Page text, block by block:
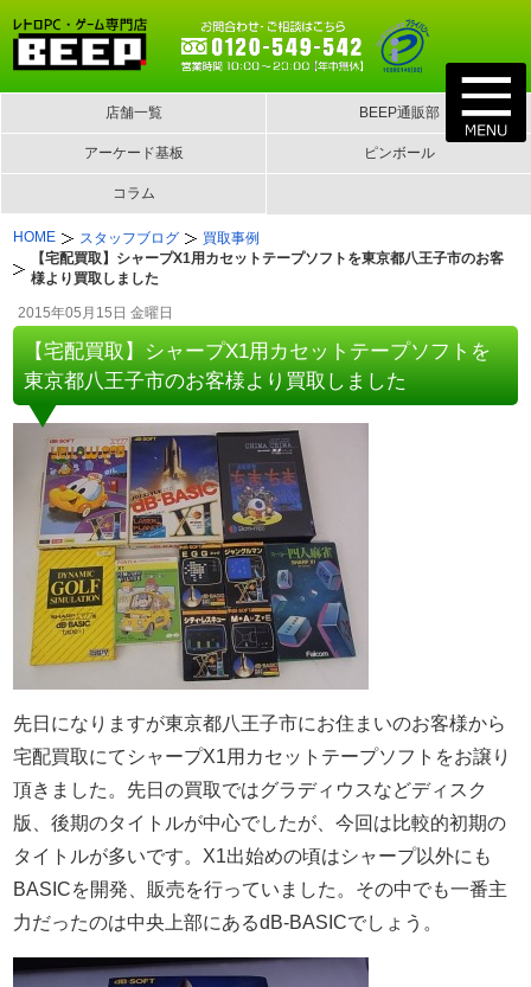
店舗一覧 BEEP通販部
アーケード基板 ピンボール
コラム
HOME スタッフブログ
買取事例
【宅配買取】シャープX1用カセットテープソフトを東京都八王子市のお客
様より買取しました
2015年05月15日 金曜日
【宅配買取】シャープX1用カセットテープソフトを
東京都八王子市のお客様より買取しました
先日になりますが東京都八王子市にお住まいのお客様から
宅配買取にてシャープX1用カセットテープソフトをお譲り
頂きました。先日の買取ではグラディウスなどディスク
版、後期のタイトルが中心でしたが、今回は比較的初期の
タイトルが多いです。X1出始めの頃はシャープ以外にも
BASICを開発、販売を行っていました。その中でも一番主
力だったのは中央上部にあるdB-BASICでしょう。